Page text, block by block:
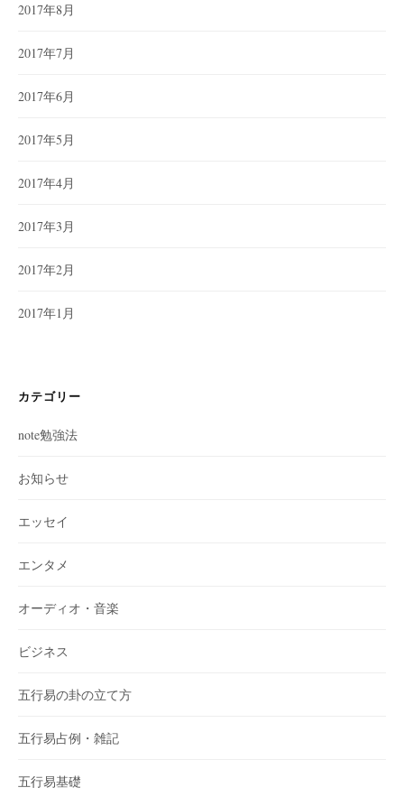
2017年8月
2017年7月
2017年6月
2017年5月
2017年4月
2017年3月
2017年2月
2017年1月
カテゴリー
note勉強法
お知らせ
エッセイ
エンタメ
オーディオ・音楽
ビジネス
五行易の卦の立て方
五行易占例・雑記
五行易基礎